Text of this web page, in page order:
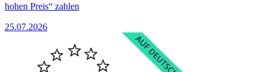
hohen Preis“ zahlen
25.07.2026